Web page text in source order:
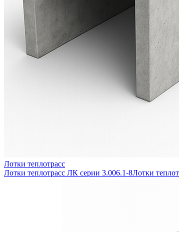
Лотки теплотрасс
Лотки теплотрасс ЛК серии 3.006.1-8Лотки